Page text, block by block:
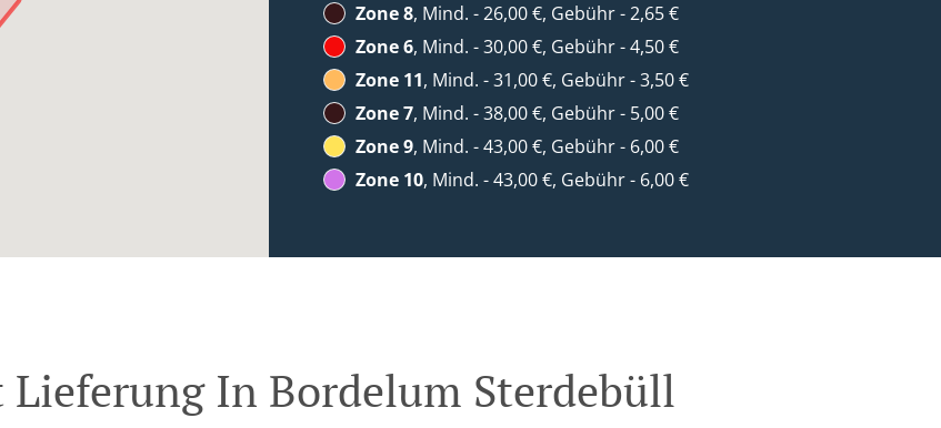
Zone 8, Mind. - 26,00 €, Gebühr - 2,65 €
Zone 6, Mind. - 30,00 €, Gebühr - 4,50 €
Zone 11, Mind. - 31,00 €, Gebühr - 3,50 €
Zone 7, Mind. - 38,00 €, Gebühr - 5,00 €
Zone 9, Mind. - 43,00 €, Gebühr - 6,00 €
Zone 10, Mind. - 43,00 €, Gebühr - 6,00 €
In Bordelum Sterdebüll